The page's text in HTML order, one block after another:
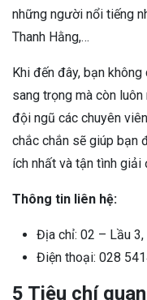
những người nổi tiếng
Thanh Hằng,…
Khi đến đây, bạn
sang trọng mà còn
đội ngũ các chuyên
chắc chắn sẽ giúp bạn
ích nhất và tận tình giải
Thông tin liên hệ:
Địa chỉ: 02 – Lầu
Điện thoại: 028
5 Tiêu chí